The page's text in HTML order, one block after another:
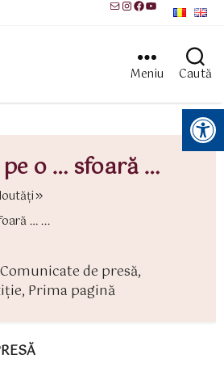
MailInstagram
Facebook
YouTube
Meniu Caută
Instrumente pentru accesibilitate
o … sfoară …
… ...
Comunicate de presă,
, Prima pagină